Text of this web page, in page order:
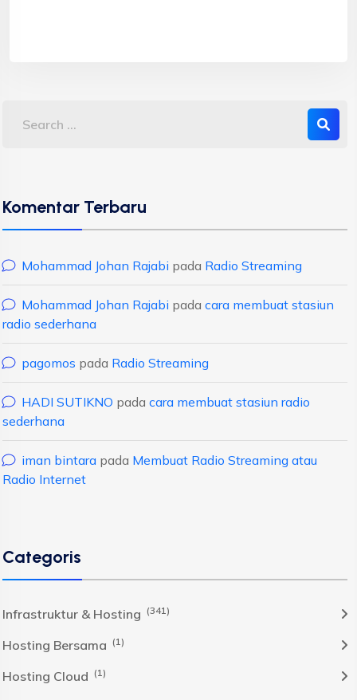
Komentar Terbaru
Mohammad Johan Rajabi pada Radio Streaming
Mohammad Johan Rajabi pada cara membuat stasiun
radio sederhana
pagomos pada Radio Streaming
HADI SUTIKNO pada cara membuat stasiun radio
sederhana
iman bintara pada Membuat Radio Streaming atau
Radio Internet
Categoris
Infrastruktur & Hosting (341)
Hosting Bersama (1)
Hosting Cloud (1)